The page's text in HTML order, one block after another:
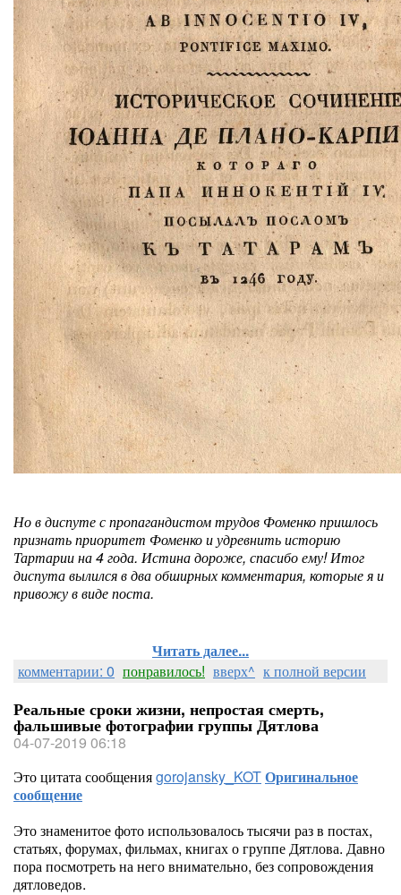
Но в диспуте с пропагандистом трудов Фоменко пришлось
признать приоритет Фоменко и удревнить историю
Тартарии на 4 года. Истина дороже, спасибо ему! Итог
диспута вылился в два обширных комментария, которые я и
привожу в виде поста.
Читать далее...
комментарии: 0 понравилось! вверх^ к полной версии
Реальные сроки жизни, непростая смерть,
фальшивые фотографии группы Дятлова
04-07-2019 06:18
Это цитата сообщенияgorojansky_KOTОригинальное
сообщение
Это знаменитое фото использовалось тысячи раз в постах,
статьях, форумах, фильмах, книгах о группе Дятлова. Давно
пора посмотреть на него внимательно, без сопровождения
дятловедов.